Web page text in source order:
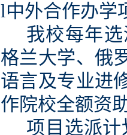
l中外合作办学
我校每年
格兰大学、俄
语言及专业进
作院校全额资
项目选派